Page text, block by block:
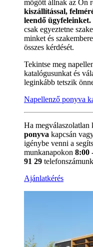
mögött állnak az Ön
kiszállítással,
leendő ügyfeleinket.
csak egyeztetne
minket és
összes kérdését.
Tekintse meg
katalógusunkat és
leginkább tetszik
Napellenző ponyva
Ha megválaszolatlan
ponyva kapcsán
igénybe venni a
munkanapokon 8:00
91 29
Ajánlatkérés